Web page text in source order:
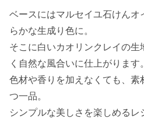
ベースにはマルセイユ石けんオ
らかな生成り色に。
そこに白いカオリンクレイの生
く自然な風合いに仕上がります。
色材や香りを加えなくても、素
つ一品。
シンプルな美しさを楽しめるレ